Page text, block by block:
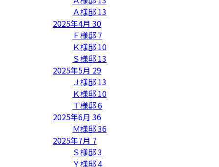
Ａ様邸 13
2025年4月 30
Ｆ様邸 7
Ｋ様邸 10
Ｓ様邸 13
2025年5月 29
Ｊ様邸 13
Ｋ様邸 10
Ｔ様邸6
2025年6月 36
Ｍ様邸36
2025年7月 7
Ｓ様邸3
Ｙ様邸4